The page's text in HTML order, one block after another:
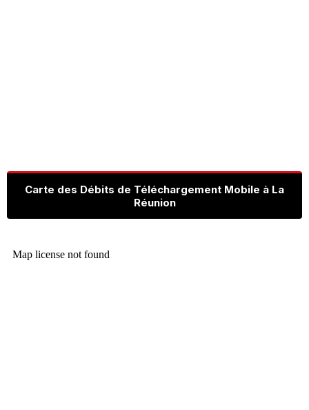
Carte des Débits de Téléchargement Mobile à La
Réunion